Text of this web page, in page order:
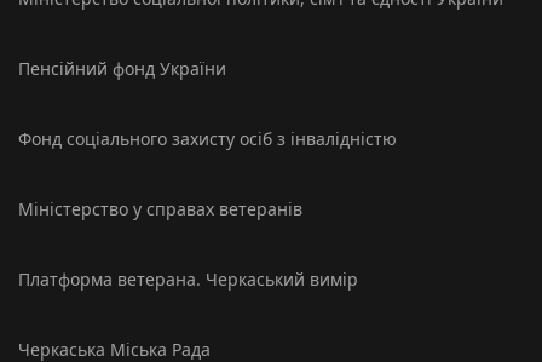
Пенсійний фонд України
Фонд соціального захисту осіб з інвалідністю
Міністерство у справах ветеранів
Платформа ветерана. Черкаський вимір
Черкаська Міська Рада